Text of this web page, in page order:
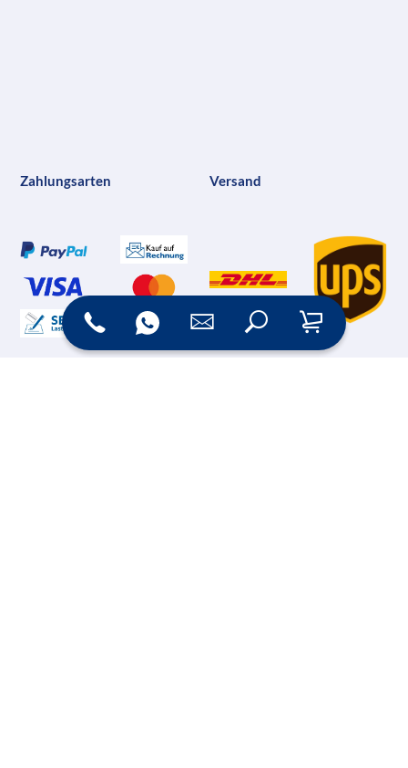
Zahlungsarten Versand